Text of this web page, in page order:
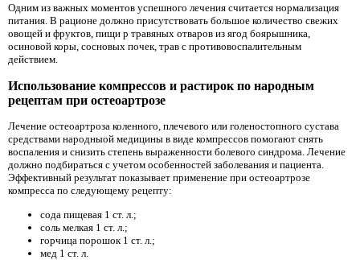
Одним из важных моментов успешного лечения считается нормализация
питания. В рационе должно присутствовать большое количество свежих
овощей и фруктов, пищи р травяных отваров из ягод боярышника,
осиновой коры, сосновых почек, трав с противовоспалительным
действием.
Использование компрессов и растирок по народным
рецептам при остеоартрозе
Лечение остеоартроза коленного, плечевого или голеностопного сустава
средствами народныой медицины в виде компрессов помогают снять
воспаления и снизить степень выраженности болевого синдрома. Лечение
должно подбираться с учетом особенностей заболевания и пациента.
Эффективный результат показывает применение при остеоартрозе
компресса по следующему рецепту:
сода пищевая 1 ст. л.;
соль мелкая 1 ст. л.;
горчица порошок 1 ст. л.;
мед 1 ст. л.